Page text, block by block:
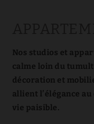
Nos studios et
calme loin du
décoration et
allient l’élégance
vie paisible.